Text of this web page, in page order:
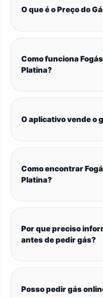
O que é o Preço do
Como funciona
Platina?
O aplicativo vende o
Como encontrar
Platina?
Por que preciso
antes de pedir gás?
Posso pedir gás